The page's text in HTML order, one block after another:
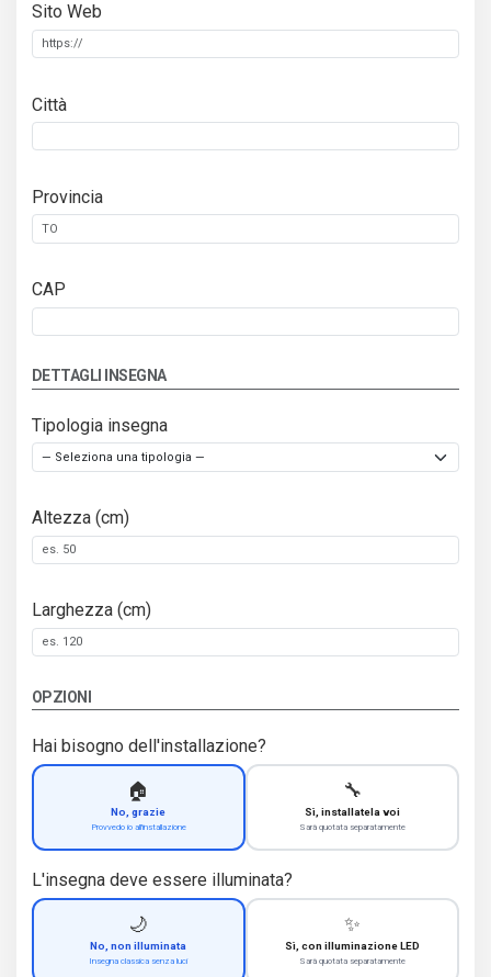
Sito Web
Città
Provincia
CAP
DETTAGLI INSEGNA
Tipologia insegna
Altezza (cm)
Larghezza (cm)
OPZIONI
Hai bisogno dell'installazione?
🏠
No, grazie
Provvedo io all'installazione
🔧
Sì, installatela voi
Sarà quotata separatamente
L'insegna deve essere illuminata?
🌙
No, non illuminata
Insegna classica senza luci
✨
Sì, con illuminazione LED
Sarà quotata separatamente